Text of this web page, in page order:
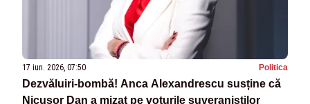
17 iun. 2026, 07:50 Politica
Dezvăluiri-bombă! Anca Alexandrescu susține că
Nicușor Dan a mizat pe voturile suveraniștilor